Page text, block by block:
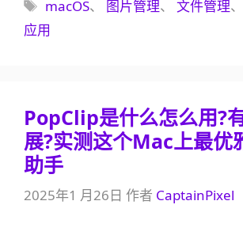
签
macOS、 图片管理、文件管理
应用
PopClip是什么怎么用?
展?实测这个Mac上最优
助手
2025年1 月26日 作者 CaptainPixel